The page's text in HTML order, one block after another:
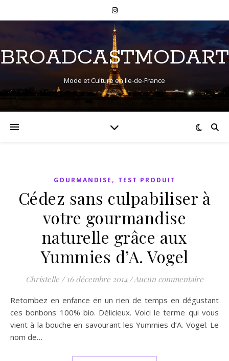
BROADCASTMODART
Mode et Culture en Ile-de-France
GOURMANDISE , TEST PRODUIT
Cédez sans culpabiliser à
votre gourmandise
naturelle grâce aux
Yummies d’A. Vogel
Christelle / 16 décembre 2014 /Aucun commentaire
Retombez en enfance en un rien de temps en dégustant
ces bonbons 100% bio. Délicieux. Voici le terme qui vous
vient à la bouche en savourant les Yummies d’A. Vogel. Le
nom de…